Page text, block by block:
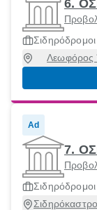
6.
Λεωφόρος
Ad
7.